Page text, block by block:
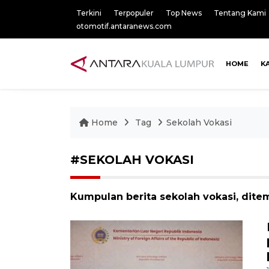
Terkini Terpopuler Top News
Tentang Kami
otomotif.antaranews.com
HOME
Home Tag Sekolah Vokasi
#SEKOLAH VOKASI
Kumpulan berita sekolah vokasi,